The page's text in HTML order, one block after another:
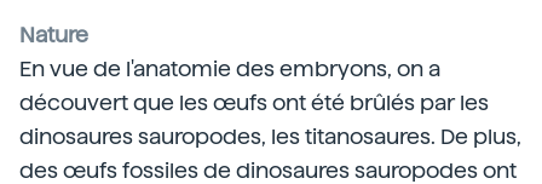
Nature
En vue de l'anatomie des embryons, on a
découvert que les œufs ont été brûlés par les
dinosaures sauropodes, les titanosaures. De plus,
des œufs fossiles de dinosaures sauropodes ont